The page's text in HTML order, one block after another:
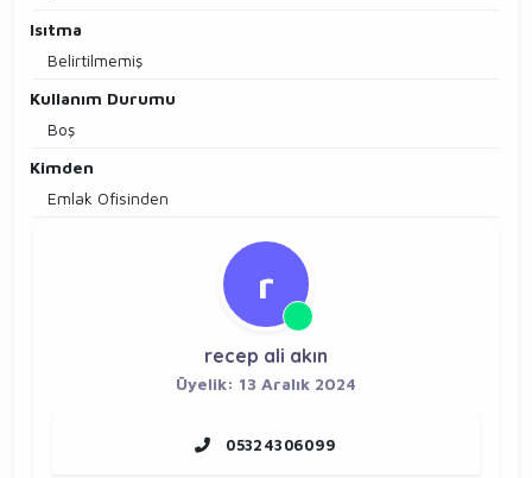
Isıtma
Belirtilmemiş
Kullanım Durumu
Boş
Kimden
Emlak Ofisinden
r
recep ali akın
Üyelik: 13 Aralık 2024
05324306099